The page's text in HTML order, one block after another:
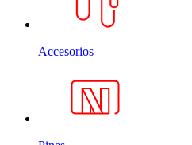
Accesorios